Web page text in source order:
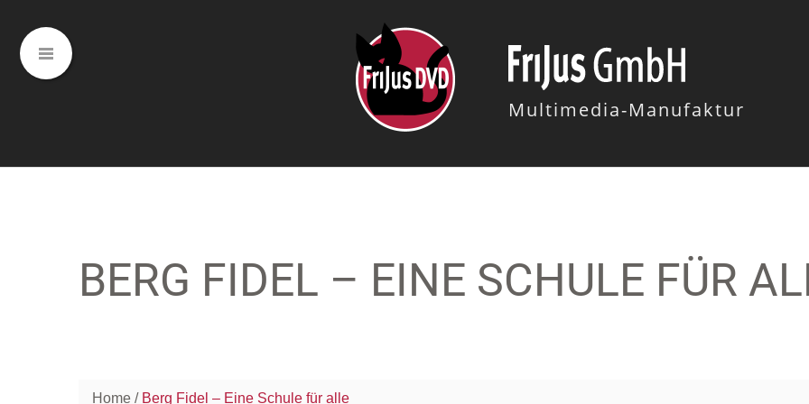
Multimedia-Manufaktur
BERG FIDEL – EINE SCHULE FÜR
Home Berg Fidel – Eine Schule für alle